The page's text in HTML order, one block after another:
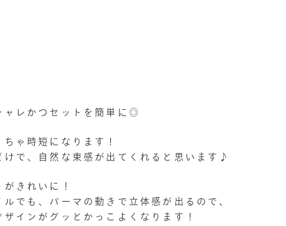
ャレかつセットを簡単に◎
ゃ時短になります！
けで、自然な束感が出てくれると思います♪
きれいに！
でも、パーマの動きで立体感が出るので、
インがグッとかっこよくなります！